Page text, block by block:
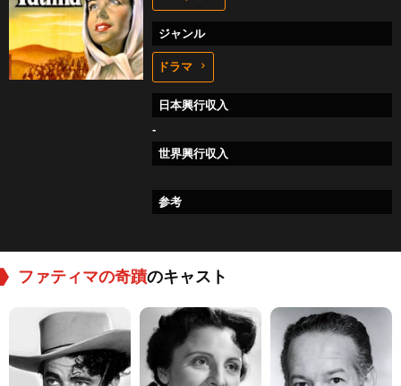
ジャンル
ドラマ
日本興行収入
-
世界興行収入
参考
ファティマの奇蹟のキャスト